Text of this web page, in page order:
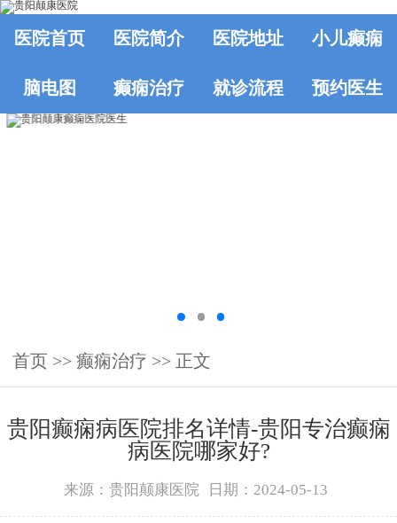
医院首页 医院简介 医院地址 小儿癫痫
脑电图 癫痫治疗 就诊流程 预约医生
首页 >> 癫痫治疗 >> 正文
贵阳癫痫病医院排名详情-贵阳专治癫痫
病医院哪家好?
来源：贵阳颠康医院 日期：2024-05-13